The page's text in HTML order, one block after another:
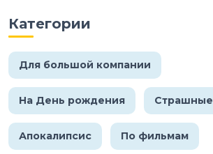
Категории
Для большой компании
На День рождения Страшные
Апокалипсис По фильмам